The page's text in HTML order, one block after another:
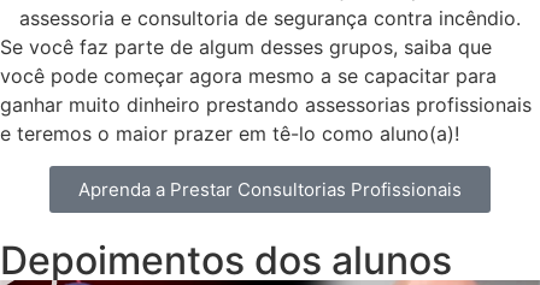
assessoria e consultoria de segurança contra incêndio.
Se você faz parte de algum desses grupos, saiba que
você pode começar agora mesmo a se capacitar para
ganhar muito dinheiro prestando assessorias profissionais
e teremos o maior prazer em tê-lo como aluno(a)!
Aprenda a Prestar Consultorias Profissionais
Depoimentos dos alunos